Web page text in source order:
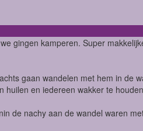
gingen kamperen. Super
gaan wandelen met hem in de
huilen en iedereen wakker te
de nachy aan de wandel waren